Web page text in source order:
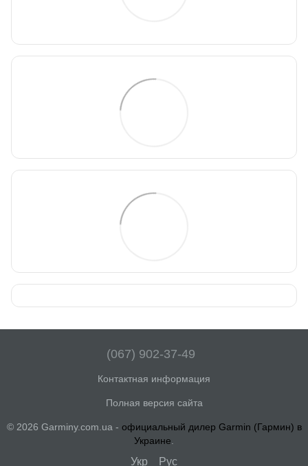
(067) 902-37-49
Контактная информация
Полная версия сайта
© 2026 Garminy.com.ua - официальный дилер Garmin (Гармин) в
Украине
Укр Рус